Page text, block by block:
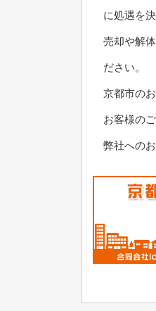
に処遇を
売却や解
ださい。
京都市の
お客様の
弊社への